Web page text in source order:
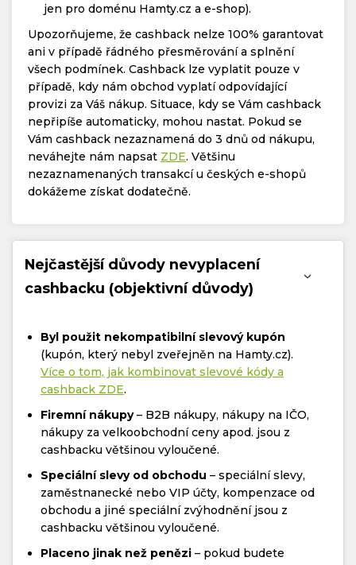
jen pro doménu Hamty.cz a e-shop).
Upozorňujeme, že cashback nelze 100% garantovat
ani v případě řádného přesměrování a splnění
všech podmínek. Cashback lze vyplatit pouze v
případě, kdy nám obchod vyplatí odpovídající
provizi za Váš nákup. Situace, kdy se Vám cashback
nepřipíše automaticky, mohou nastat. Pokud se
Vám cashback nezaznamená do 3 dnů od nákupu,
neváhejte nám napsat ZDE. Většinu
nezaznamenaných transakcí u českých e-shopů
dokážeme získat dodatečně.
Nejčastější důvody nevyplacení
cashbacku (objektivní důvody)
Byl použit nekompatibilní slevový kupón
(kupón, který nebyl zveřejněn na Hamty.cz).
Více o tom, jak kombinovat slevové kódy a
cashback ZDE.
Firemní nákupy– B2B nákupy, nákupy na IČO,
nákupy za velkoobchodní ceny apod. jsou z
cashbacku většinou vyloučené.
Speciální slevy od obchodu – speciální slevy,
zaměstnanecké nebo VIP účty, kompenzace od
obchodu a jiné speciální zvýhodnění jsou z
cashbacku většinou vyloučené.
Placeno jinak než penězi – pokud budete